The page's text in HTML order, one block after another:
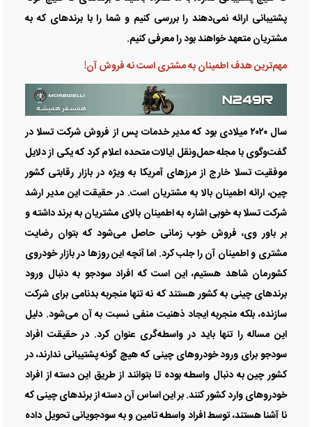
پشتیبانی ارائه نمی‌دهند را بررسی کنیم و شما را با برند‌های که به
مشتریان متعهد خواهند بود را معرفی کنیم.
مهم‌ترین هدف اطمینان به مشتری است نه فروش آن!
سال ۲۰۲۰ میلادی بود که مدیر خدمات پس از فروش شرکت تسلا در
گفت‌وگوی با مجله حمل‌ونقل ایالات متحده اعلام کرد که یکی از دلایل
موفقیت تسلا خارج از مرز‌های آمریکا به ویژه در بازار رقابتی کشور
چین، ارائه اطمینان بالا به مشتریان است. در حقیقت این مدیر ارشد
شرکت تسلا به خوبی اشاره به اطمینان بالای مشتریان به برند داشته و
بر باور وی، فروش خوب زمانی حاصل می‌شود که بتوان رضایت
مشتری و اطمینان آن را جلب کرد. اما آنچه این روز‌ها در بازار خودروی
کشورمان شاهد هستیم، این است که افراد سودجو به دنبال ورود
برند‌های چینی به کشور هستند که نه تنها منجربه بدنامی برای شرکت
سازنده، بلکه منجربه ایجاد ذهنیت منفی نسبت به آن می‌شود. دلیل
این مساله را تنها باید در واسطه‌گری عنوان کرد. در حقیقت افراد
سودجو برای ورود خودرو‌های چینی که هیچ گونه پشتیبانی ندارند، در
کشور چین به دنبال واسطه بوده تا بتوانند از طریق این دسته از افراد
خودرو‌های وارد کشور کنند. بر این اساس آن دسته از برند‌های چینی که
نا آشنا هستند، توسط افراد واسطه تامین و به سودجویانی تحویل داده